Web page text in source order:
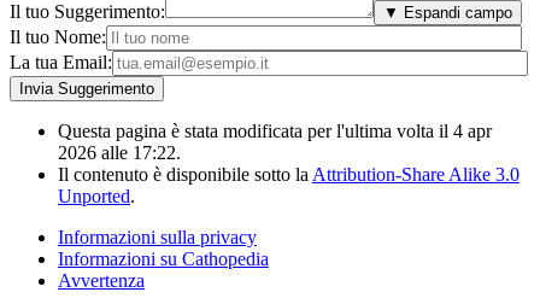
Il tuo Suggerimento: ▼ Espandi campo
Il tuo Nome:
La tua Email:
Questa pagina è stata modificata per l'ultima volta il 4 apr
2026 alle 17:22.
Il contenuto è disponibile sotto la Attribution-Share Alike 3.0
Unported.
Informazioni sulla privacy
Informazioni su Cathopedia
Avvertenza